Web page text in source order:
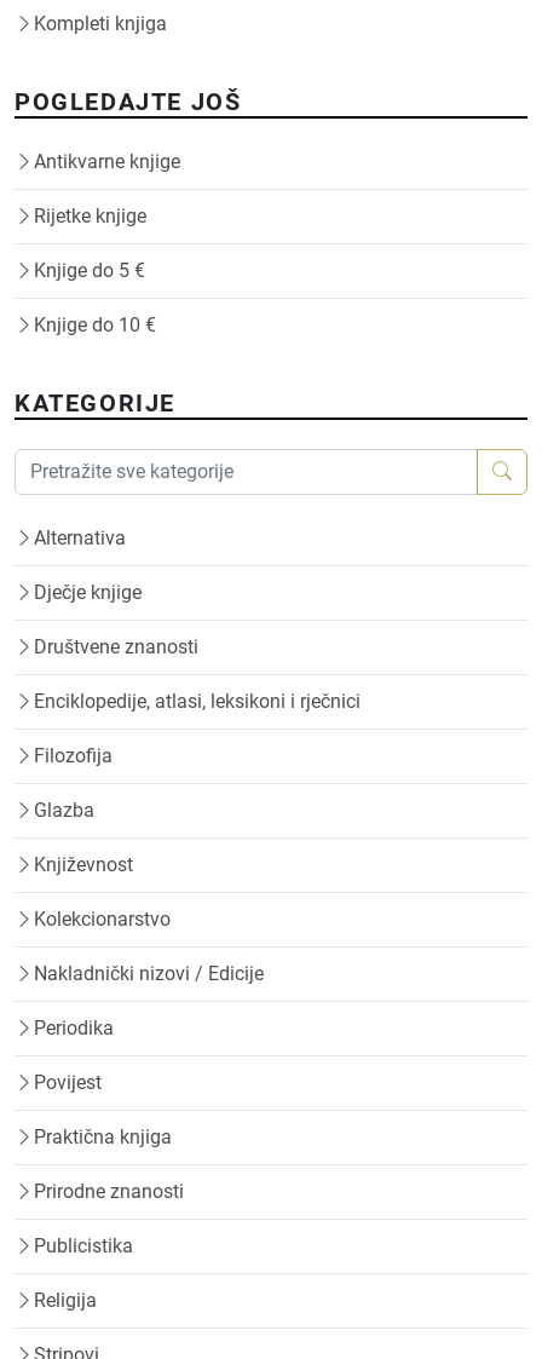
Kompleti knjiga
POGLEDAJTE JOŠ
Antikvarne knjige
Rijetke knjige
Knjige do 5 €
Knjige do 10 €
KATEGORIJE
Alternativa
Dječje knjige
Društvene znanosti
Enciklopedije, atlasi, leksikoni i rječnici
Filozofija
Glazba
Književnost
Kolekcionarstvo
Nakladnički nizovi / Edicije
Periodika
Povijest
Praktična knjiga
Prirodne znanosti
Publicistika
Religija